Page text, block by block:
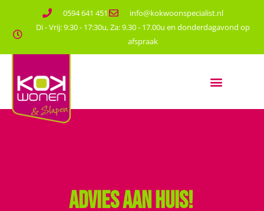
0594 641 451
info@kokwoonspecialist.nl
Di - Vrij: 9:30 - 17:30u, Za: 9.30 - 17.00u en donderdagavond op
afspraak
Advies aan huis!